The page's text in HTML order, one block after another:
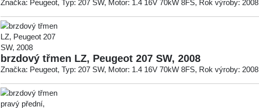
Značka: Peugeot, Typ: 207 SW, Motor: 1.4 16V 70kW 8FS, Rok výroby: 2008
brzdový třmen LZ, Peugeot 207 SW, 2008
Značka: Peugeot, Typ: 207 SW, Motor: 1.4 16V 70kW 8FS, Rok výroby: 2008